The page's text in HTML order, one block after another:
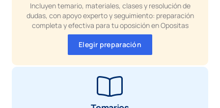
Incluyen temario, materiales, clases y resolución de
dudas, con apoyo experto y seguimiento: preparación
completa y efectiva para tu oposición en Opositas
Elegir preparación